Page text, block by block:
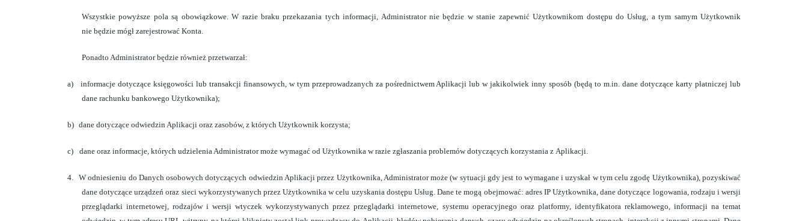
Wszystkie powyższe pola są obowiązkowe. W razie braku przekazania tych informacji, Administrator nie będzie w stanie zapewnić Użytkownikom dostępu do Usług, a tym samym Użytkownik
nie będzie mógł zarejestrować Konta.
Ponadto Administrator będzie również przetwarzał:
a)
informacje dotyczące księgowości lub transakcji finansowych, w tym przeprowadzanych za pośrednictwem Aplikacji lub w jakikolwiek inny sposób (będą to m.in. dane dotyczące karty płatniczej lub
dane rachunku bankowego Użytkownika);
b) dane dotyczące odwiedzin Aplikacji oraz zasobów, z których Użytkownik korzysta;
c) dane oraz informacje, których udzielenia Administrator może wymagać od Użytkownika w razie zgłaszania problemów dotyczących korzystania z Aplikacji.
4.
W odniesieniu do Danych osobowych dotyczących odwiedzin Aplikacji przez Użytkownika, Administrator może (w sytuacji gdy jest to wymagane i uzyskał w tym celu zgodę Użytkownika), pozyskiwać
dane dotyczące urządzeń oraz sieci wykorzystywanych przez Użytkownika w celu uzyskania dostępu Usług. Dane te mogą obejmować: adres IP Użytkownika, dane dotyczące logowania, rodzaju i wersji
przeglądarki internetowej, rodzajów i wersji wtyczek wykorzystywanych przez przeglądarki internetowe, systemu operacyjnego oraz platformy, identyfikatora reklamowego, informacji na temat